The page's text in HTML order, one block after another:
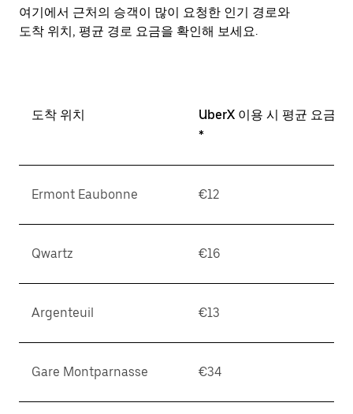
여기에서 근처의 승객이 많이 요청한 인기 경로와
도착 위치, 평균 경로 요금을 확인해 보세요.
도착 위치
UberX 이용 시 평균 요금
*
Ermont Eaubonne €12
Qwartz €16
Argenteuil €13
Gare Montparnasse €34